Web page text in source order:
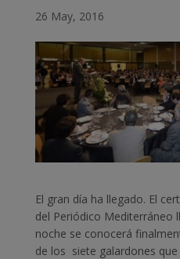
26 May, 2016
El gran día ha llegado. El
del Periódico Mediterráneo
noche se conocerá
de los siete galardones